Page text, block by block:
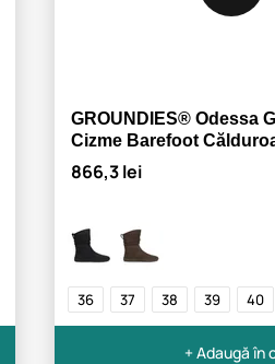
GROUNDIES® Odessa
Cizme Barefoot
866,3 lei
36 37 38 39 40
+ Adaugă în